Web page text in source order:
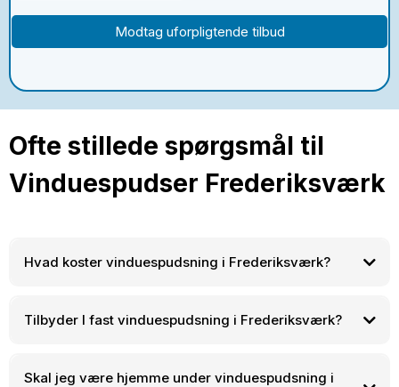
Modtag uforpligtende tilbud
Ofte stillede spørgsmål til
Vinduespudser Frederiksværk
Hvad koster vinduespudsning i Frederiksværk?
Tilbyder I fast vinduespudsning i Frederiksværk?
Skal jeg være hjemme under vinduespudsning i